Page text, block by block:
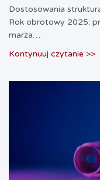
Dostosowania
Rok obrotowy 2025:
marża…
Kontynuuj czytanie >>